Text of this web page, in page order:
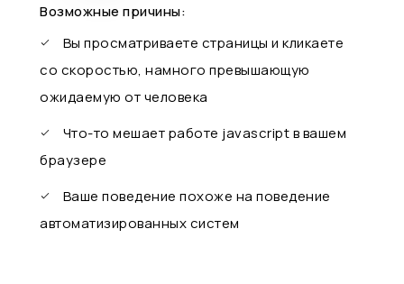
Возможные причины:
Вы просматриваете страницы и кликаете
со скоростью, намного превышающую
ожидаемую от человека
Что-то мешает работе javascript в вашем
браузере
Ваше поведение похоже на поведение
автоматизированных систем